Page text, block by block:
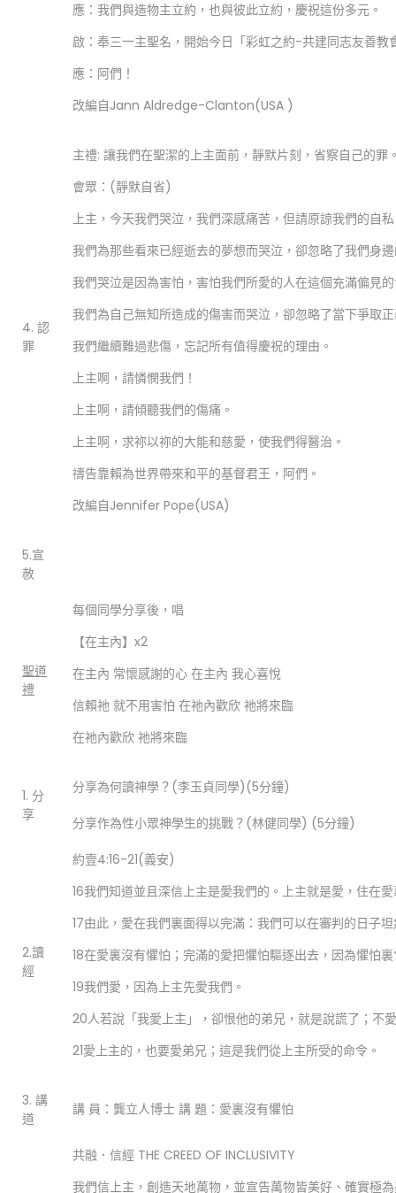
應：我們與造物主立約，也與彼此立約，慶祝這份多元。
啟：奉三一主聖名，開始今日「彩虹之約-共建同志友善教
應：阿們！
改編自Jann Aldredge-Clanton(USA )
4. 認
罪
主禮: 讓我們在聖潔的上主面前，靜默片刻，省察自己的罪
會眾：(靜默自省)
上主，今天我們哭泣，我們深感痛苦，但請原諒我們的自
我們為那些看來已經逝去的夢想而哭泣，卻忽略了我們身
我們哭泣是因為害怕，害怕我們所愛的人在這個充滿偏見
我們為自己無知所造成的傷害而哭泣，卻忽略了當下爭取
我們繼續難過悲傷，忘記所有值得慶祝的理由。
上主啊，請憐憫我們！
上主啊，請傾聽我們的傷痛。
上主啊，求祢以祢的大能和慈愛，使我們得醫治。
禱告靠賴為世界帶來和平的基督君王，阿們。
改編自Jennifer Pope(USA)
5.宣
赦
聖道
禮
每個同學分享後，唱
【在主內】x2
在主內 常懷感謝的心 在主內 我心喜悅
信賴祂 就不用害怕 在祂內歡欣 祂將來臨
在祂內歡欣 祂將來臨
1. 分
享
分享為何讀神學？(李玉貞同學)(5分鐘)
分享作為性小眾神學生的挑戰？(林健同學) (5分鐘)
2.讀
經
約壹4:16-21(義安)
16我們知道並且深信上主是愛我們的。上主就是愛，住在
17由此，愛在我們裏面得以完滿：我們可以在審判的日子
18在愛裏沒有懼怕；完滿的愛把懼怕驅逐出去，因為懼怕
19我們愛，因為上主先愛我們。
20人若說「我愛上主」，卻恨他的弟兄，就是說謊了；不
21愛上主的，也要愛弟兄；這是我們從上主所受的命令。
3. 講
道
講 員：龔立人博士 講 題：愛裏沒有懼怕
共融．信經 THE CREED OF INCLUSIVITY
我們信上主，創造天地萬物，並宣告萬物皆美好、確實極